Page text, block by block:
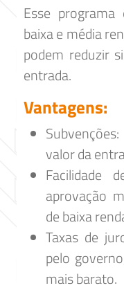
Esse
baixa e média
podem reduzir
entrada.
Vantagens:
valor da
Facilidade
aprovação
de baixa
Taxas de
pelo
mais barato.